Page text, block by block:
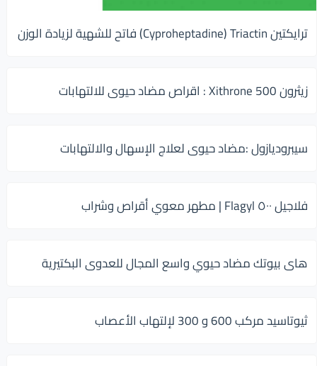
ترايكتين Cyproheptadine) Triactin) فاتح للشهية لزيادة الوزن
زيثرون 500 Xithrone : اقراص مضاد حيوى للالتهابات
سيبروديازول :مضاد حيوى لعلاج الإسهال والالتهابات
فلاجيل ٥٠٠ Flagyl | مطهر معوي أقراص وشراب
هاى بيوتك مضاد حيوي واسع المجال للعدوى البكتيرية
ثيوتاسيد مركب 600 و 300 لإلتهاب الأعصاب